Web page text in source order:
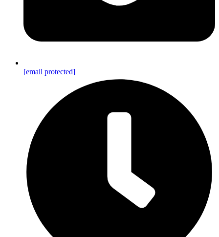
[email protected]